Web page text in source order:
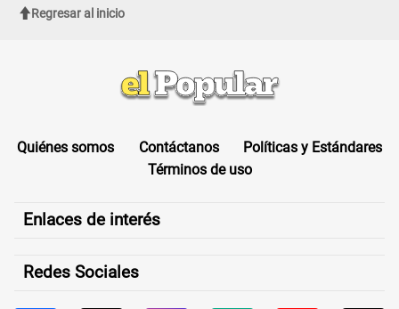
Regresar al inicio
Quiénes somos Contáctanos
Políticas y Estándares
Términos de uso
Enlaces de interés
Redes Sociales